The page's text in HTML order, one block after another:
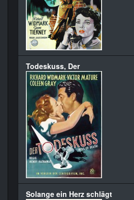
Todeskuss, Der
Solange ein Herz schlägt